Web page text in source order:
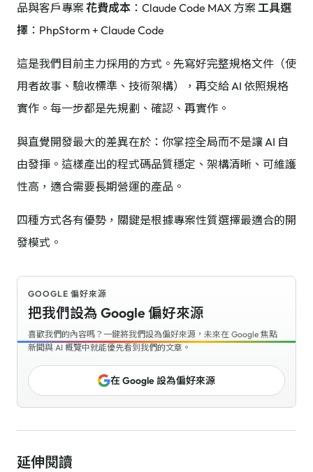
品與客戶專案花費成本 ：Claude Code MAX 方案工具選
擇 ：PhpStorm + Claude Code
這是我們目前主力採用的方式。先寫好完整規格文件（使
用者故事、驗收標準、技術架構），再交給 AI 依照規格
實作。每一步都是先規劃、確認、再實作。
與直覺開發最大的差異在於：你掌控全局而不是讓 AI 自
由發揮。這樣產出的程式碼品質穩定、架構清晰、可維護
性高，適合需要長期營運的產品。
四種方式各有優勢，關鍵是根據專案性質選擇最適合的開
發模式。
GOOGLE 偏好來源
把我們設為 Google 偏好來源
喜歡我們的內容嗎？一鍵將我們設為偏好來源，未來在 Google 焦點
新聞與 AI 概覽中就能優先看到我們的文章。
在 Google 設為偏好來源
延伸閱讀